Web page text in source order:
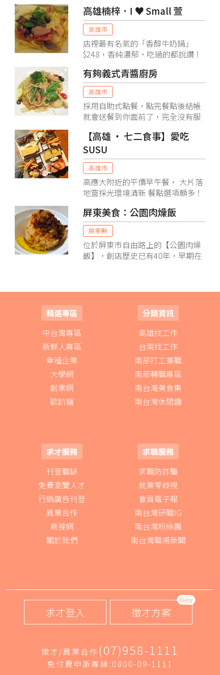
高雄楠梓．I ♥ Small 萱
高雄市
店裡最有名氣的「香醇牛奶鍋」
$248，香純濃郁，吃過的都說讚！
有夠義式青醬廚房
高雄市
採用自助式點餐，點完餐點後結帳
就會送餐到你面前了，完全沒有服
類算齊全，以義大利麵來說，普遍
的紅醬、白醬都有，他們家特推的
就是青醬，以及老醋口味。
【高雄 • 七二食事】愛吃
SUSU
高雄市
高應大附近的平價早午餐， 大片落
地窗採光環境清新 餐點選項頗多！
燉飯、鍋燒系列 下次想嚐嚐他們的
清粥小菜九宮格啊
屏東美食：公園肉燥飯
屏東縣
位於屏東市自由路上的【公園肉燥
飯】，創店歷史已有40年，早期在
糕的肉燥飯也確實成了該店的一大
精選專區
中台灣專區
新鮮人專區
幸福企業
大學網
創業網
歐趴糖
分類資訊
高雄找工作
台南找工作
南部打工兼職
南部轉職專區
南台灣美食集
南台灣休閒趣
求才服務
刊登職缺
免費瀏覽人才
行銷廣告刊登
異業合作
商搜網
關於我們
求職服務
求職防詐騙
就業零歧視
會員電子報
南台灣研職IG
南台灣粉絲團
南台灣職場新聞
求才登入 徵才方案
New
徵才/異業合作 (07)958-1111
免付費申訴專線:0800-09-1111